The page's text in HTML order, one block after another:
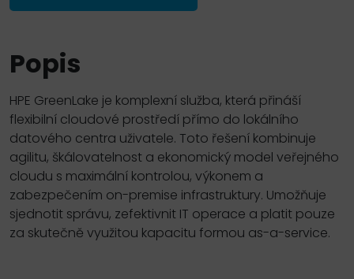
Popis
HPE GreenLake je komplexní služba, která přináší
flexibilní cloudové prostředí přímo do lokálního
datového centra uživatele. Toto řešení kombinuje
agilitu, škálovatelnost a ekonomický model veřejného
cloudu s maximální kontrolou, výkonem a
zabezpečením on-premise infrastruktury. Umožňuje
sjednotit správu, zefektivnit IT operace a platit pouze
za skutečně využitou kapacitu formou as-a-service.